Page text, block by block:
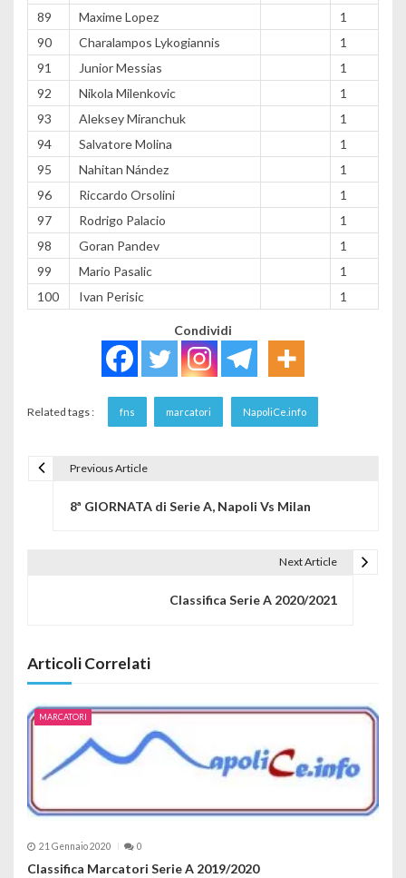
89 Maxime Lopez
1
90
Charalampos Lykogiannis
1
91
Junior Messias
1
92
Nikola Milenkovic
1
93
Aleksey Miranchuk
1
94
Salvatore Molina
1
95
Nahitan Nández
1
96
Riccardo Orsolini
1
97
Rodrigo Palacio
1
98
Goran Pandev
1
99
Mario Pasalic
1
100
Ivan Perisic 1
Condividi
Related tags : fns marcatori NapoliCe.info
Previous Article
8ª GIORNATA di Serie A, Napoli Vs Milan
Next Article
Classifica Serie A 2020/2021
Articoli Correlati
MARCATORI
21 Gennaio 2020 0
Classifica Marcatori Serie A 2019/2020